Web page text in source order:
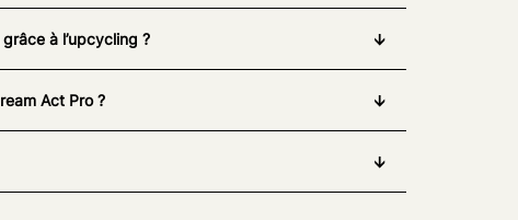
à l’upcycling ?
Act Pro ?